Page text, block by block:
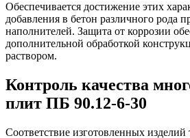
Обеспечивается достижение этих
добавления в бетон различного рода
наполнителей. Защита от коррозии
дополнительной обработкой
раствором.
Контроль качества
плит ПБ 90.12-6-30
Соответствие изготовленных изделий